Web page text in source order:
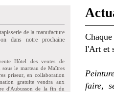
de la manufacture
dans notre prochaine
Hôtel des ventes de
sous le marteau de Maîtres
priseur, en collaboration
gratuite vendra aux
d'Aubusson de la fin du
l'Art et
faire,